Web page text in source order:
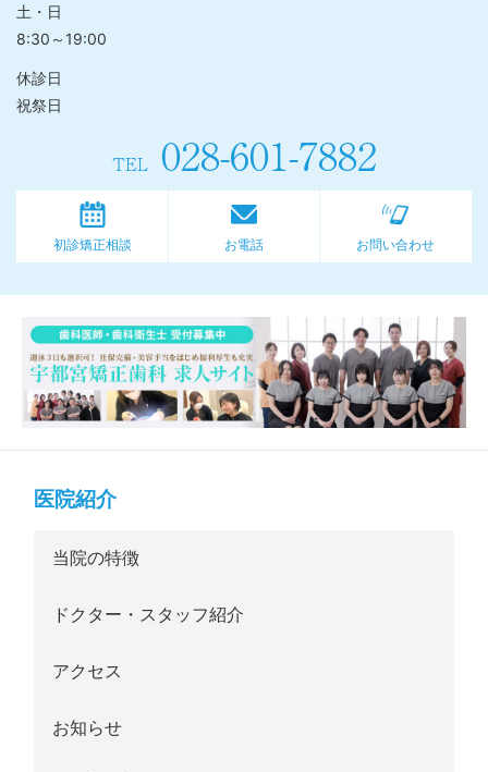
土・日
8:30～19:00
休診日
祝祭日
TEL028-601-7882
初診矯正相談 お電話 お問い合わせ
医院紹介
当院の特徴
ドクター・スタッフ紹介
アクセス
お知らせ